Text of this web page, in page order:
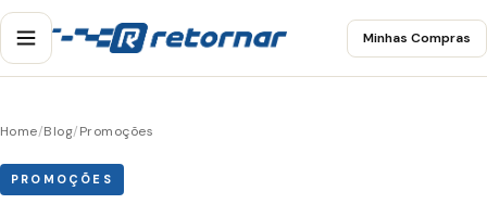
Minhas Compras
Home/Blog/Promoções
PROMOÇÕES